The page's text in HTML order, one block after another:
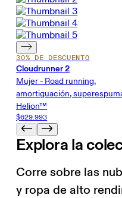
30% DE DESCUENTO
Cloudrunner 2
Mujer - Road running,
amortiguación,
Helion™
$629.993
Explora la
Corre sobre las
y ropa de alto